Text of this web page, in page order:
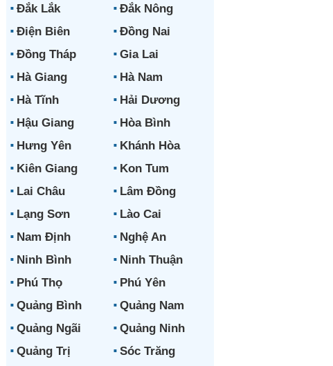
Đắk Lắk
Đắk Nông
Điện Biên
Đồng Nai
Đồng Tháp
Gia Lai
Hà Giang
Hà Nam
Hà Tĩnh
Hải Dương
Hậu Giang
Hòa Bình
Hưng Yên
Khánh Hòa
Kiên Giang
Kon Tum
Lai Châu
Lâm Đồng
Lạng Sơn
Lào Cai
Nam Định
Nghệ An
Ninh Bình
Ninh Thuận
Phú Thọ
Phú Yên
Quảng Bình
Quảng Nam
Quảng Ngãi
Quảng Ninh
Quảng Trị
Sóc Trăng